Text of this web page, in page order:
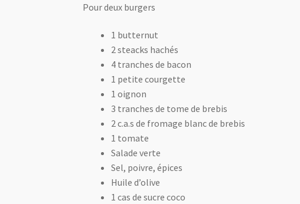
Pour deux burgers
1 butternut
2 steacks hachés
4 tranches de bacon
1 petite courgette
1 oignon
3 tranches de tome de brebis
2 c.a.s de fromage blanc de brebis
1 tomate
Salade verte
Sel, poivre, épices
Huile d’olive
1 cas de sucre coco